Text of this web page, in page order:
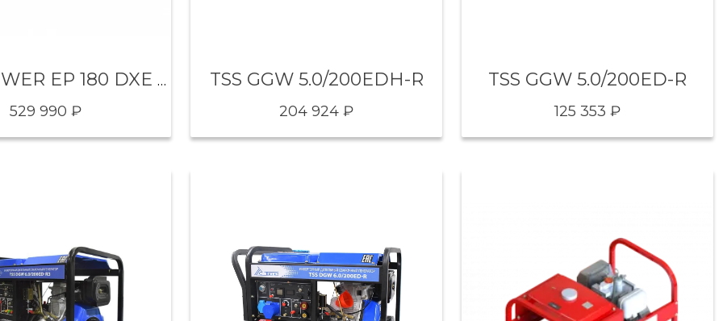
EUROPOWER EP 180 DXE DC
529 990 ₽
TSS GGW 5.0/200EDH-R
204 924 ₽
TSS GGW 5.0/200ED-R
125 353 ₽